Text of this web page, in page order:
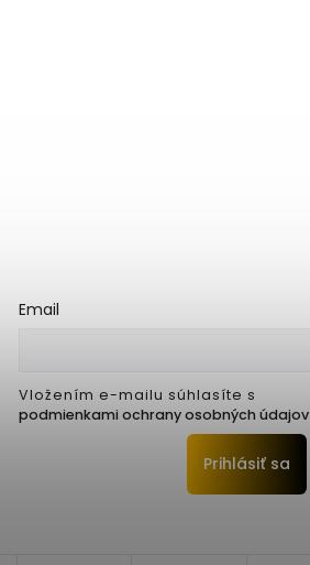
Email
Vložením e-mailu súhlasíte s
podmienkami ochrany osobných údajov
Prihlásiť sa